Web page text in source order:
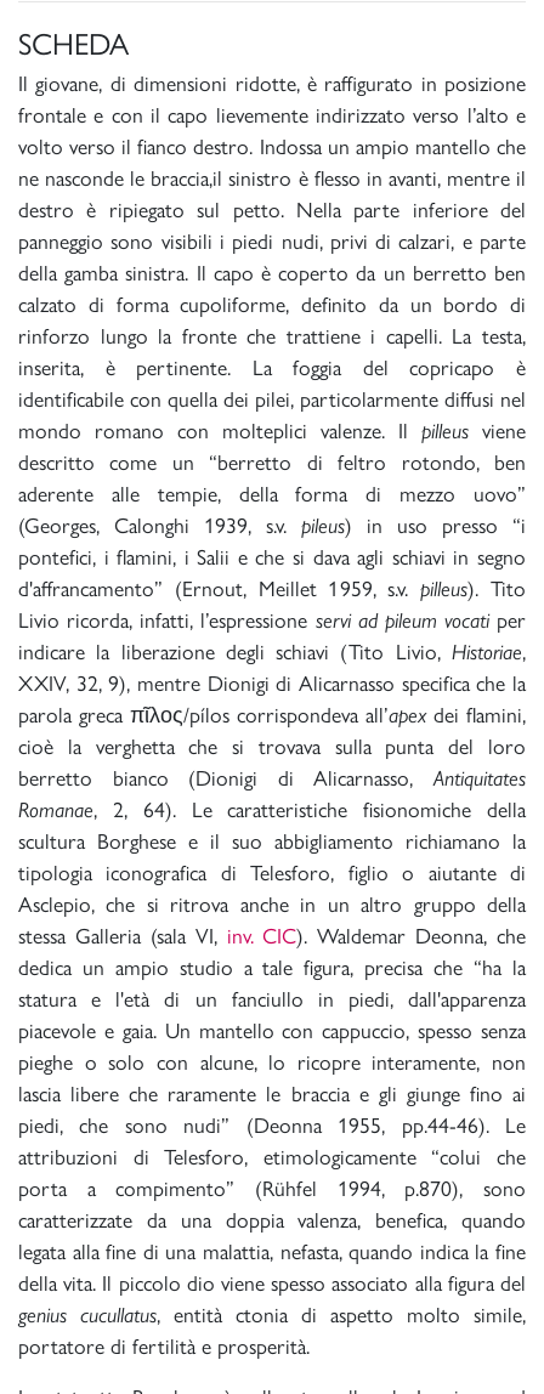
SCHEDA
Il giovane, di dimensioni ridotte, è raffigurato in posizione
frontale e con il capo lievemente indirizzato verso l’alto e
volto verso il fianco destro. Indossa un ampio mantello che
ne nasconde le braccia,il sinistro è flesso in avanti, mentre il
destro è ripiegato sul petto. Nella parte inferiore del
panneggio sono visibili i piedi nudi, privi di calzari, e parte
della gamba sinistra. Il capo è coperto da un berretto ben
calzato di forma cupoliforme, definito da un bordo di
rinforzo lungo la fronte che trattiene i capelli. La testa,
inserita, è pertinente. La foggia del copricapo è
identificabile con quella dei pilei, particolarmente diffusi nel
mondo romano con molteplici valenze. Il pilleus viene
descritto come un “berretto di feltro rotondo, ben
aderente alle tempie, della forma di mezzo uovo”
(Georges, Calonghi 1939, s.v. pileus) in uso presso “i
pontefici, i flamini, i Salii e che si dava agli schiavi in segno
d'affrancamento” (Ernout, Meillet 1959, s.v.pilleus). Tito
Livio ricorda, infatti, l’espressione servi ad pileum vocatiper
indicare la liberazione degli schiavi (Tito Livio, Historiae,
XXIV, 32, 9), mentre Dionigi di Alicarnasso specifica che la
parola greca πῖλος/pílos corrispondeva all’apexdei flamini,
cioè la verghetta che si trovava sulla punta del loro
berretto bianco (Dionigi di Alicarnasso,Antiquitates
Romanae, 2, 64). Le caratteristiche fisionomiche della
scultura Borghese e il suo abbigliamento richiamano la
tipologia iconografica di Telesforo, figlio o aiutante di
Asclepio, che si ritrova anche in un altro gruppo della
stessa Galleria (sala VI, inv. CIC). Waldemar Deonna, che
dedica un ampio studio a tale figura, precisa che “ha la
statura e l'età di un fanciullo in piedi, dall'apparenza
piacevole e gaia. Un mantello con cappuccio, spesso senza
pieghe o solo con alcune, lo ricopre interamente, non
lascia libere che raramente le braccia e gli giunge fino ai
piedi, che sono nudi” (Deonna 1955, pp.44-46). Le
attribuzioni di Telesforo, etimologicamente “colui che
porta a compimento” (Rühfel 1994, p.870), sono
caratterizzate da una doppia valenza, benefica, quando
legata alla fine di una malattia, nefasta, quando indica la fine
della vita. Il piccolo dio viene spesso associato alla figura del
genius cucullatus, entità ctonia di aspetto molto simile,
portatore di fertilità e prosperità.